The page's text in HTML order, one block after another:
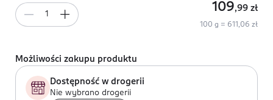
109,99 zł
100 g = 611,06 zł
Możliwości zakupu produktu
Dostępność w drogerii
Nie wybrano drogerii